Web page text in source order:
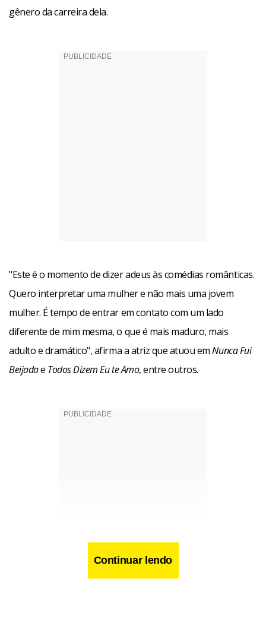
gênero da carreira dela.
"Este é o momento de dizer adeus às comédias românticas.
Quero interpretar uma mulher e não mais uma jovem
mulher. É tempo de entrar em contato com um lado
diferente de mim mesma, o que é mais maduro, mais
adulto e dramático", afirma a atriz que atuou emNunca Fui
Beijadae Todos Dizem Eu te Amo, entre outros.
Continuar lendo